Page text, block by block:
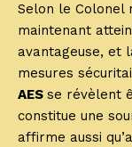
Selon le Colonel
maintenant
avantageuse, et
mesures
AES se révèlent
constitue une
affirme aussi